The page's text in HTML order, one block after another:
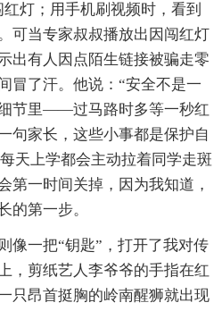
灯；用手机刷视频时，看到
可当专家叔叔播放出因闯红灯
出有人因点陌生链接被骗走零
冒了汗。他说：“安全不是一
节里——过马路时多等一秒红
句家长，这些小事都是保护自
天上学都会主动拉着同学走斑
第一时间关掉，因为我知道，
的第一步。
一把“钥匙”，打开了我对传
，剪纸艺人李爷爷的手指在红
只昂首挺胸的岭南醒狮就出现